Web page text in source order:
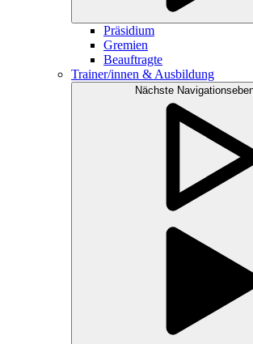
Präsidium
Gremien
Beauftragte
Trainer/innen & Ausbildung
Nächste